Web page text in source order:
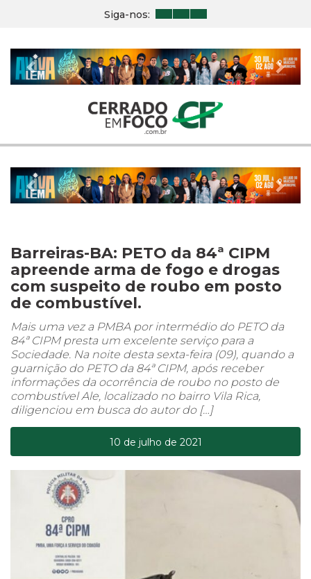
Siga-nos:
Previous Next
Previous Next
Barreiras-BA: PETO da 84ª CIPM
apreende arma de fogo e drogas
com suspeito de roubo em posto
de combustível.
Mais uma vez a PMBA por intermédio do PETO da
84ª CIPM presta um excelente serviço para a
Sociedade. Na noite desta sexta-feira (09), quando a
guarnição do PETO da 84ª CIPM, após receber
informações da ocorrência de roubo no posto de
combustível Ale, localizado no bairro Vila Rica,
diligenciou em busca do autor do […]
10 de julho de 2021